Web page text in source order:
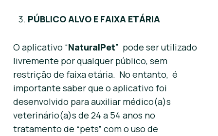
PÚBLICO ALVO E FAIXA ETÁRIA
O aplicativo “NaturalPet” pode ser utilizado
livremente por qualquer público, sem
restrição de faixa etária. No entanto, é
importante saber que o aplicativo foi
desenvolvido para auxiliar médico(a)s
veterinário(a)s de 24 a 54 anos no
tratamento de “pets” com o uso de